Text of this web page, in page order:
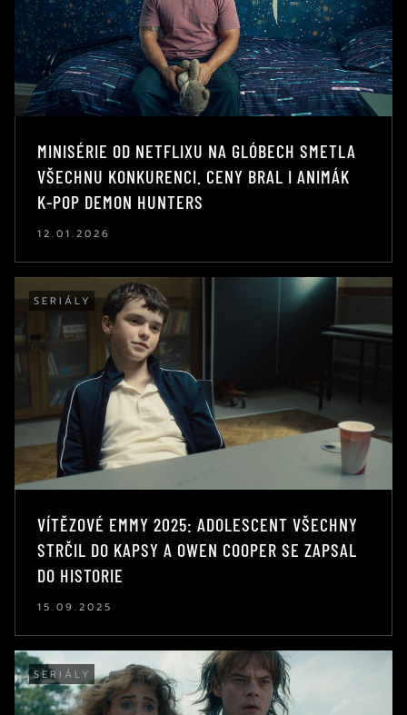
MINISÉRIE OD NETFLIXU NA GLÓBECH SMETLA
VŠECHNU KONKURENCI. CENY BRAL I ANIMÁK
K-POP DEMON HUNTERS
12.01.2026
SERIÁLY
VÍTĚZOVÉ EMMY 2025: ADOLESCENT VŠECHNY
STRČIL DO KAPSY A OWEN COOPER SE ZAPSAL
DO HISTORIE
15.09.2025
SERIÁLY